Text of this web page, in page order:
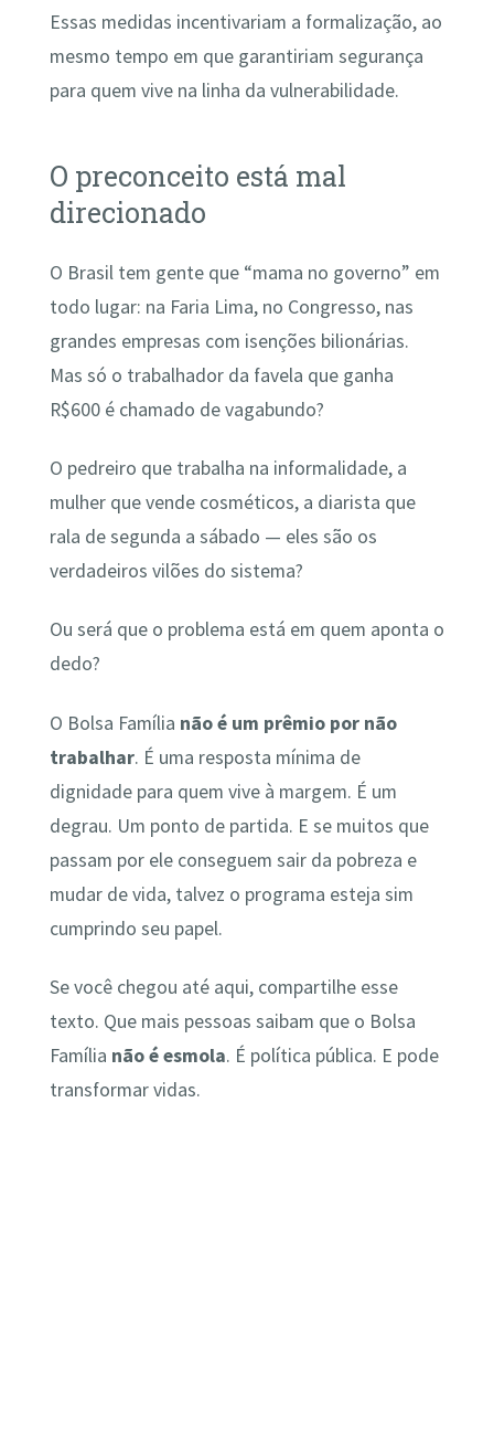
Essas medidas incentivariam a formalização, ao
mesmo tempo em que garantiriam segurança
para quem vive na linha da vulnerabilidade.
O preconceito está mal
direcionado
O Brasil tem gente que “mama no governo” em
todo lugar: na Faria Lima, no Congresso, nas
grandes empresas com isenções bilionárias.
Mas só o trabalhador da favela que ganha
R$600 é chamado de vagabundo?
O pedreiro que trabalha na informalidade, a
mulher que vende cosméticos, a diarista que
rala de segunda a sábado — eles são os
verdadeiros vilões do sistema?
Ou será que o problema está em quem aponta o
dedo?
O Bolsa Família não é um prêmio por não
trabalhar. É uma resposta mínima de
dignidade para quem vive à margem. É um
degrau. Um ponto de partida. E se muitos que
passam por ele conseguem sair da pobreza e
mudar de vida, talvez o programa esteja sim
cumprindo seu papel.
Se você chegou até aqui, compartilhe esse
texto. Que mais pessoas saibam que o Bolsa
Família não é esmola. É política pública. E pode
transformar vidas.